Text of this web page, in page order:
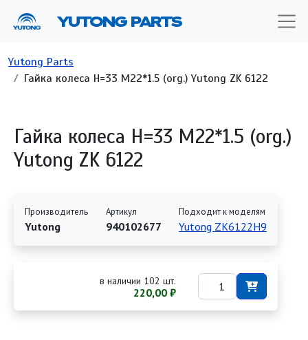
YUTONG PARTS
Строка навигации
Yutong Parts
Гайка колеса H=33 M22*1.5 (org.) Yutong ZK 6122
Гайка колеса H=33 M22*1.5 (org.)
Yutong ZK 6122
Производитель
Yutong
Артикул
940102677
Подходит к моделям
Yutong ZK6122H9
в наличии 102 шт.
220,00 ₽